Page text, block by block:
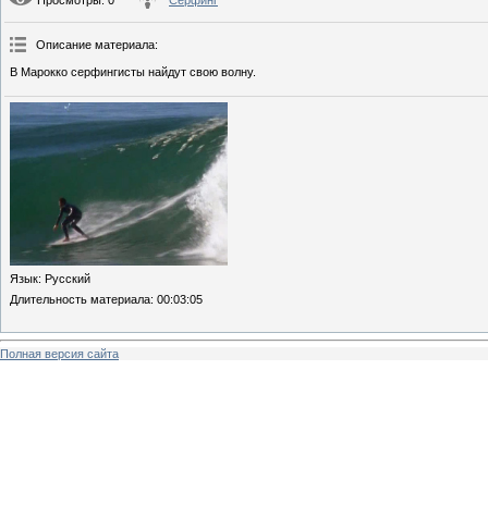
Описание материала:
В Марокко серфингисты найдут свою волну.
Язык: Русский
Длительность материала: 00:03:05
Полная версия сайта